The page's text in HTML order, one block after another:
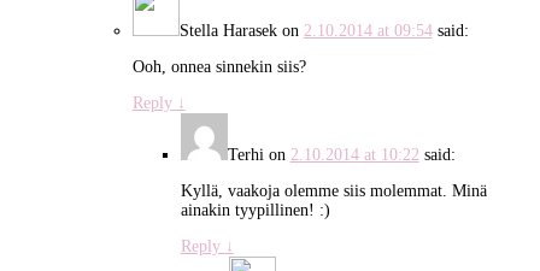
Stella Harasekon 2.10.2014 at 09:54 said:
Ooh, onnea sinnekin siis?
Reply ↓
Terhi on 2.10.2014 at 10:22 said:
Kyllä, vaakoja olemme siis molemmat. Minä
ainakin tyypillinen! :)
Reply ↓